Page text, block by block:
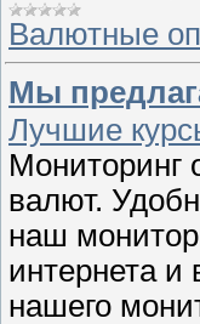
Валютные
Мы
Лучшие
Мониторинг
валют.
наш
интернета и
нашего